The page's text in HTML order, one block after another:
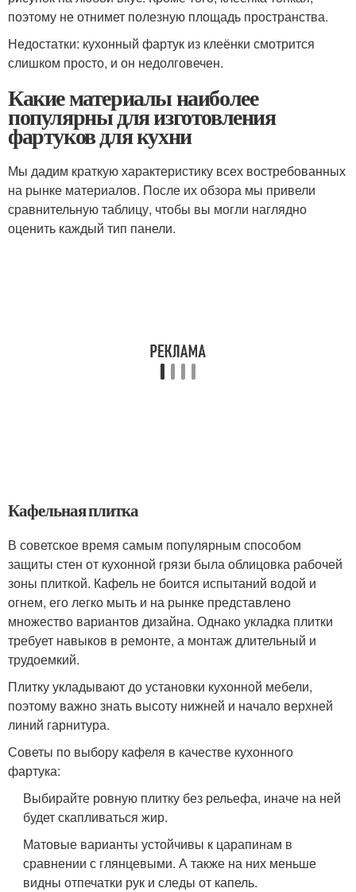
поэтому не отнимет полезную площадь пространства.
Недостатки: кухонный фартук из клеёнки смотрится
слишком просто, и он недолговечен.
Какие материалы наиболее
популярны для изготовления
фартуков для кухни
Мы дадим краткую характеристику всех востребованных
на рынке материалов. После их обзора мы привели
сравнительную таблицу, чтобы вы могли наглядно
оценить каждый тип панели.
Кафельная плитка
В советское время самым популярным способом
защиты стен от кухонной грязи была облицовка рабочей
зоны плиткой. Кафель не боится испытаний водой и
огнем, его легко мыть и на рынке представлено
множество вариантов дизайна. Однако укладка плитки
требует навыков в ремонте, а монтаж длительный и
трудоемкий.
Плитку укладывают до установки кухонной мебели,
поэтому важно знать высоту нижней и начало верхней
линий гарнитура.
Советы по выбору кафеля в качестве кухонного
фартука:
Выбирайте ровную плитку без рельефа, иначе на ней
будет скапливаться жир.
Матовые варианты устойчивы к царапинам в
сравнении с глянцевыми. А также на них меньше
видны отпечатки рук и следы от капель.